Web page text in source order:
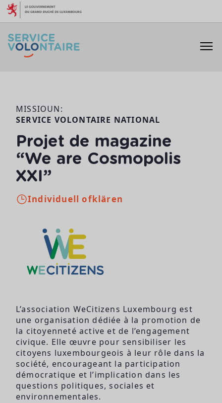
Skip to content
MISSIOUN:
SERVICE VOLONTAIRE NATIONAL
Projet de magazine
“We are Cosmopolis
XXI”
Individuell ofklären
L’association WeCitizens Luxembourg est
une organisation dédiée à la promotion de
la citoyenneté active et de l’engagement
civique. Elle œuvre pour sensibiliser les
citoyens luxembourgeois à leur rôle dans la
société, encourageant la participation
démocratique et l’implication dans les
questions politiques, sociales et
environnementales.